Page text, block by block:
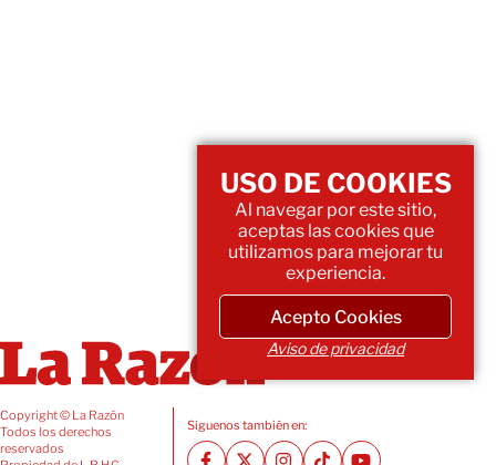
Copyright © La Razón
Todos los derechos
reservados
Siguenos también en:
USO DE COOKIES
Al navegar por este sitio,
aceptas las cookies que
utilizamos para mejorar tu
experiencia.
Acepto Cookies
Aviso de privacidad